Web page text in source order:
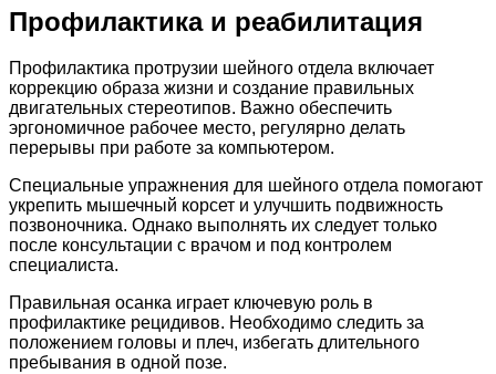
Профилактика и реабилитация
Профилактика протрузии шейного отдела включает
коррекцию образа жизни и создание правильных
двигательных стереотипов. Важно обеспечить
эргономичное рабочее место, регулярно делать
перерывы при работе за компьютером.
Специальные упражнения для шейного отдела помогают
укрепить мышечный корсет и улучшить подвижность
позвоночника. Однако выполнять их следует только
после консультации с врачом и под контролем
специалиста.
Правильная осанка играет ключевую роль в
профилактике рецидивов. Необходимо следить за
положением головы и плеч, избегать длительного
пребывания в одной позе.